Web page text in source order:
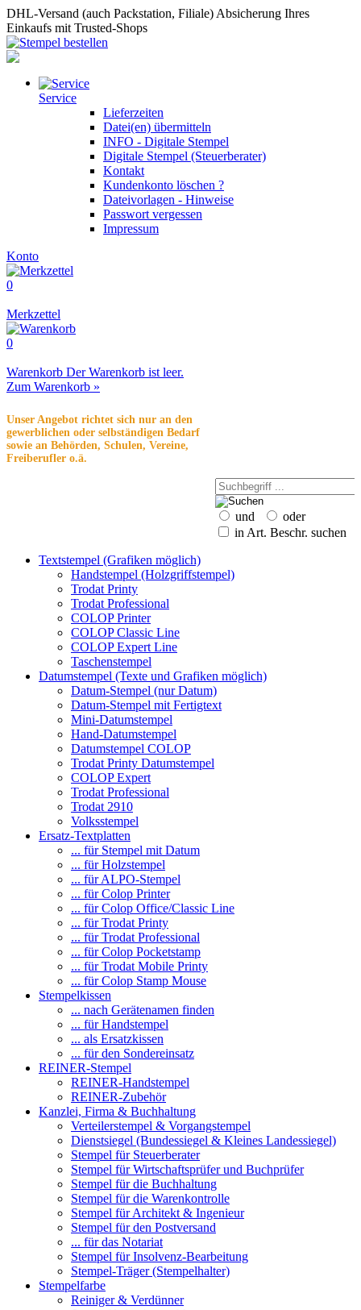
DHL-Versand (auch Packstation, Filiale) Absicherung Ihres
Einkaufs mit Trusted-Shops
Service
Lieferzeiten
Datei(en) übermitteln
INFO - Digitale Stempel
Digitale Stempel (Steuerberater)
Kontakt
Kundenkonto löschen ?
Dateivorlagen - Hinweise
Passwort vergessen
Impressum
Konto
0
Merkzettel
0
Warenkorb Der Warenkorb ist leer.
Zum Warenkorb »
Unser Angebot richtet sich nur an den
gewerblichen oder selbständigen Bedarf
sowie an Behörden, Schulen, Vereine,
Freiberufler o.ä.
und
oder
in Art. Beschr. suchen
Textstempel (Grafiken möglich)
Handstempel (Holzgriffstempel)
Trodat Printy
Trodat Professional
COLOP Printer
COLOP Classic Line
COLOP Expert Line
Taschenstempel
Datumstempel (Texte und Grafiken möglich)
Datum-Stempel (nur Datum)
Datum-Stempel mit Fertigtext
Mini-Datumstempel
Hand-Datumstempel
Datumstempel COLOP
Trodat Printy Datumstempel
COLOP Expert
Trodat Professional
Trodat 2910
Volksstempel
Ersatz-Textplatten
... für Stempel mit Datum
... für Holzstempel
... für ALPO-Stempel
... für Colop Printer
... für Colop Office/Classic Line
... für Trodat Printy
... für Trodat Professional
... für Colop Pocketstamp
... für Trodat Mobile Printy
... für Colop Stamp Mouse
Stempelkissen
... nach Gerätenamen finden
... für Handstempel
... als Ersatzkissen
... für den Sondereinsatz
REINER-Stempel
REINER-Handstempel
REINER-Zubehör
Kanzlei, Firma & Buchhaltung
Verteilerstempel & Vorgangstempel
Dienstsiegel (Bundessiegel & Kleines Landessiegel)
Stempel für Steuerberater
Stempel für Wirtschaftsprüfer und Buchprüfer
Stempel für die Buchhaltung
Stempel für die Warenkontrolle
Stempel für Architekt & Ingenieur
Stempel für den Postversand
... für das Notariat
Stempel für Insolvenz-Bearbeitung
Stempel-Träger (Stempelhalter)
Stempelfarbe
Reiniger & Verdünner